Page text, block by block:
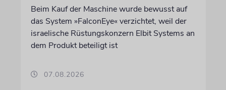
Beim Kauf der Maschine wurde bewusst auf
das System »FalconEye« verzichtet, weil der
israelische Rüstungskonzern Elbit Systems an
dem Produkt beteiligt ist
07.08.2026